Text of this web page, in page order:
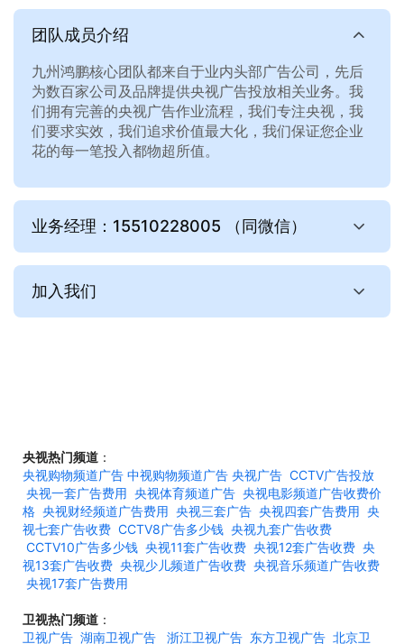
团队成员介绍
九州鸿鹏核心团队都来自于业内头部广告公司，先后
为数百家公司及品牌提供央视广告投放相关业务。我
们拥有完善的央视广告作业流程，我们专注央视，我
们要求实效，我们追求价值最大化，我们保证您企业
花的每一笔投入都物超所值。
业务经理：15510228005 （同微信）
加入我们
央视热门频道 ：
央视购物频道广告 中视购物频道广告 央视广告 CCTV广告投放
央视一套广告费用 央视体育频道广告 央视电影频道广告收费价
格 央视财经频道广告费用 央视三套广告 央视四套广告费用 央
视七套广告收费 CCTV8广告多少钱 央视九套广告收费
CCTV10广告多少钱 央视11套广告收费 央视12套广告收费 央
视13套广告收费 央视少儿频道广告收费 央视音乐频道广告收费
央视17套广告费用
卫视热门频道 ：
卫视广告 湖南卫视广告 浙江卫视广告 东方卫视广告 北京卫